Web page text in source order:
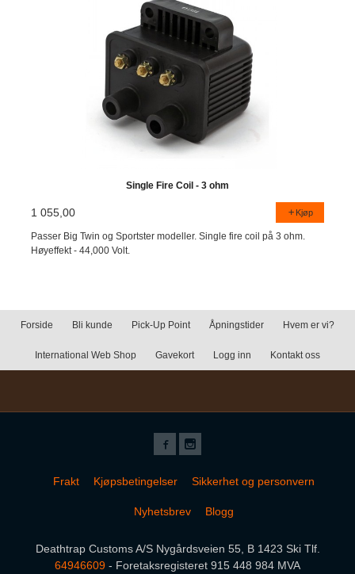
Single Fire Coil - 3 ohm
1 055,00 Kjøp
Passer Big Twin og Sportster modeller. Single fire coil på 3 ohm.
Høyeffekt - 44,000 Volt.
Forside Bli kunde Pick-Up Point Åpningstider Hvem er vi?
International Web Shop Gavekort Logg inn Kontakt oss
Frakt Kjøpsbetingelser Sikkerhet og personvern
Nyhetsbrev Blogg
Deathtrap Customs A/S Nygårdsveien 55, B 1423 Ski Tlf.
64946609 - Foretaksregisteret 915 448 984 MVA